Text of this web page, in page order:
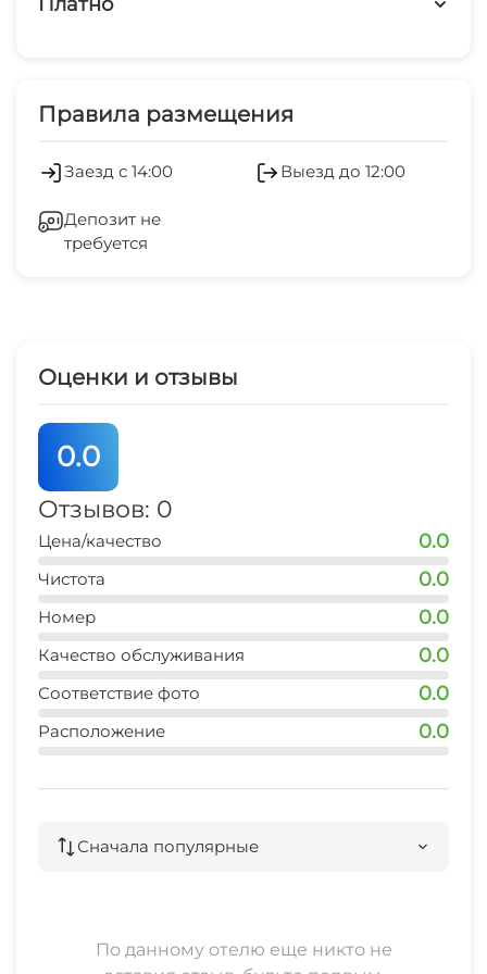
Гладильные принадлежности
СВЧ
Правила размещения
Заезд с 14:00 Выезд до 12:00
Депозит не
требуется
Оценки и отзывы
0.0
Отзывов: 0
Цена/качество 0.0
Чистота 0.0
Номер 0.0
Качество обслуживания 0.0
Соответствие фото 0.0
Расположение 0.0
Сначала популярные
По данному отелю еще никто не